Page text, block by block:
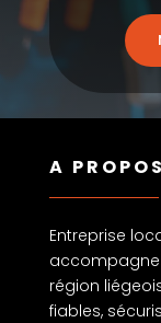
A PROPOS
Entreprise
accompagne
région
fiables,